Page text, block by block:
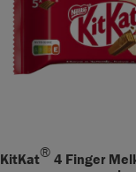
KitKat®4 Finger